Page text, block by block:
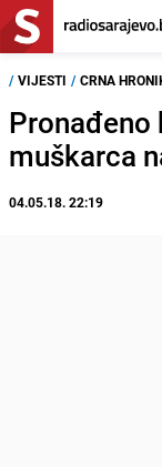
/ VIJESTI / CRNA
muškarca
04.05.18. 22:19